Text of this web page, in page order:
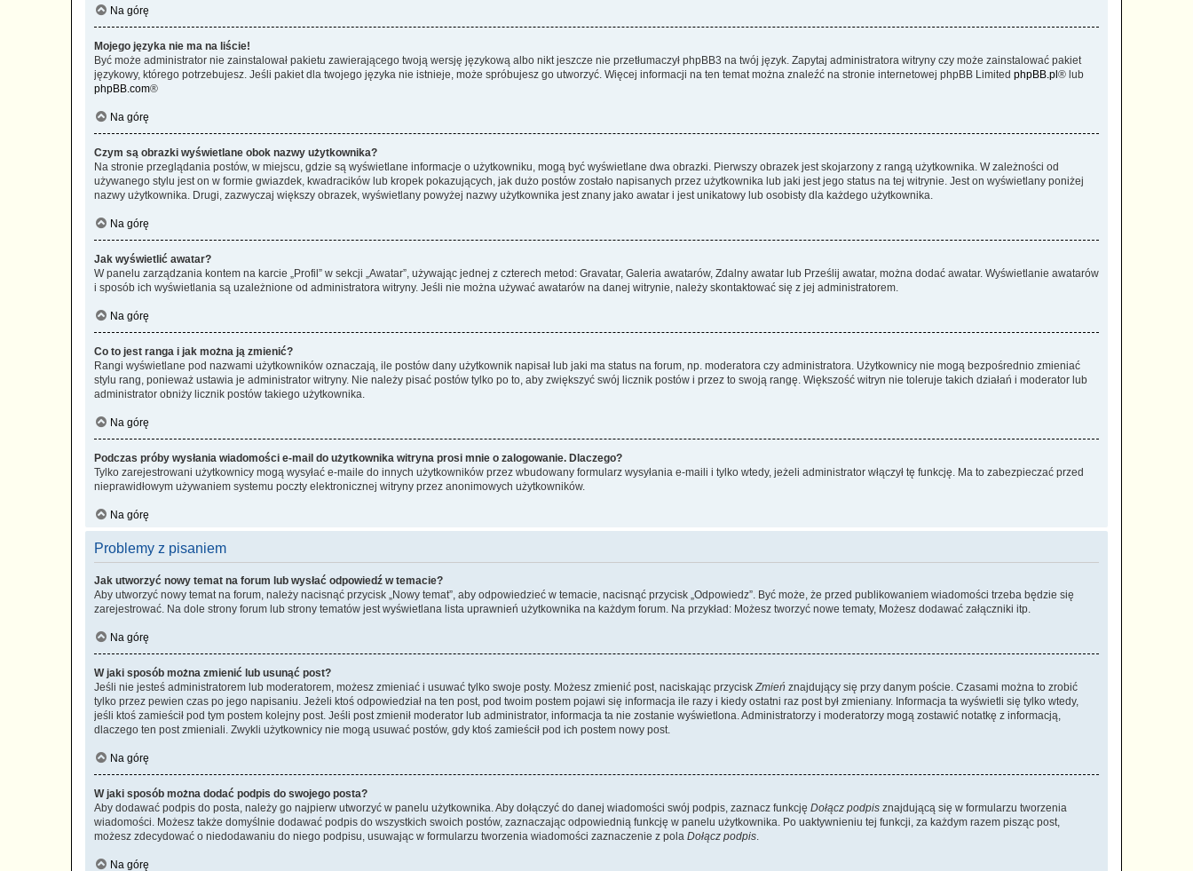
Na górę
Mojego języka nie ma na liście!
Być może administrator nie zainstalował pakietu zawierającego twoją wersję językową albo nikt jeszcze nie przetłumaczył phpBB3 na twój język. Zapytaj administratora witryny czy może zainstalować pakiet
językowy, którego potrzebujesz. Jeśli pakiet dla twojego języka nie istnieje, może spróbujesz go utworzyć. Więcej informacji na ten temat można znaleźć na stronie internetowej phpBB Limited phpBB.pl ® lub
phpBB.com®
Na górę
Czym są obrazki wyświetlane obok nazwy użytkownika?
Na stronie przeglądania postów, w miejscu, gdzie są wyświetlane informacje o użytkowniku, mogą być wyświetlane dwa obrazki. Pierwszy obrazek jest skojarzony z rangą użytkownika. W zależności od
używanego stylu jest on w formie gwiazdek, kwadracików lub kropek pokazujących, jak dużo postów zostało napisanych przez użytkownika lub jaki jest jego status na tej witrynie. Jest on wyświetlany poniżej
nazwy użytkownika. Drugi, zazwyczaj większy obrazek, wyświetlany powyżej nazwy użytkownika jest znany jako awatar i jest unikatowy lub osobisty dla każdego użytkownika.
Na górę
Jak wyświetlić awatar?
W panelu zarządzania kontem na karcie „Profil” w sekcji „Awatar”, używając jednej z czterech metod: Gravatar, Galeria awatarów, Zdalny awatar lub Prześlij awatar, można dodać awatar. Wyświetlanie awatarów
i sposób ich wyświetlania są uzależnione od administratora witryny. Jeśli nie można używać awatarów na danej witrynie, należy skontaktować się z jej administratorem.
Na górę
Co to jest ranga i jak można ją zmienić?
Rangi wyświetlane pod nazwami użytkowników oznaczają, ile postów dany użytkownik napisał lub jaki ma status na forum, np. moderatora czy administratora. Użytkownicy nie mogą bezpośrednio zmieniać
stylu rang, ponieważ ustawia je administrator witryny. Nie należy pisać postów tylko po to, aby zwiększyć swój licznik postów i przez to swoją rangę. Większość witryn nie toleruje takich działań i moderator lub
administrator obniży licznik postów takiego użytkownika.
Na górę
Podczas próby wysłania wiadomości e-mail do użytkownika witryna prosi mnie o zalogowanie. Dlaczego?
Tylko zarejestrowani użytkownicy mogą wysyłać e-maile do innych użytkowników przez wbudowany formularz wysyłania e-maili i tylko wtedy, jeżeli administrator włączył tę funkcję. Ma to zabezpieczać przed
nieprawidłowym używaniem systemu poczty elektronicznej witryny przez anonimowych użytkowników.
Na górę
Problemy z pisaniem
Jak utworzyć nowy temat na forum lub wysłać odpowiedź w temacie?
Aby utworzyć nowy temat na forum, należy nacisnąć przycisk „Nowy temat”, aby odpowiedzieć w temacie, nacisnąć przycisk „Odpowiedz”. Być może, że przed publikowaniem wiadomości trzeba będzie się
zarejestrować. Na dole strony forum lub strony tematów jest wyświetlana lista uprawnień użytkownika na każdym forum. Na przykład: Możesz tworzyć nowe tematy, Możesz dodawać załączniki itp.
Na górę
W jaki sposób można zmienić lub usunąć post?
Jeśli nie jesteś administratorem lub moderatorem, możesz zmieniać i usuwać tylko swoje posty. Możesz zmienić post, naciskając przyciskZmień znajdujący się przy danym poście. Czasami można to zrobić
tylko przez pewien czas po jego napisaniu. Jeżeli ktoś odpowiedział na ten post, pod twoim postem pojawi się informacja ile razy i kiedy ostatni raz post był zmieniany. Informacja ta wyświetli się tylko wtedy,
jeśli ktoś zamieścił pod tym postem kolejny post. Jeśli post zmienił moderator lub administrator, informacja ta nie zostanie wyświetlona. Administratorzy i moderatorzy mogą zostawić notatkę z informacją,
dlaczego ten post zmieniali. Zwykli użytkownicy nie mogą usuwać postów, gdy ktoś zamieścił pod ich postem nowy post.
Na górę
W jaki sposób można dodać podpis do swojego posta?
Aby dodawać podpis do posta, należy go najpierw utworzyć w panelu użytkownika. Aby dołączyć do danej wiadomości swój podpis, zaznacz funkcję Dołącz podpis znajdującą się w formularzu tworzenia
wiadomości. Możesz także domyślnie dodawać podpis do wszystkich swoich postów, zaznaczając odpowiednią funkcję w panelu użytkownika. Po uaktywnieniu tej funkcji, za każdym razem pisząc post,
możesz zdecydować o niedodawaniu do niego podpisu, usuwając w formularzu tworzenia wiadomości zaznaczenie z pola Dołącz podpis.
Na górę